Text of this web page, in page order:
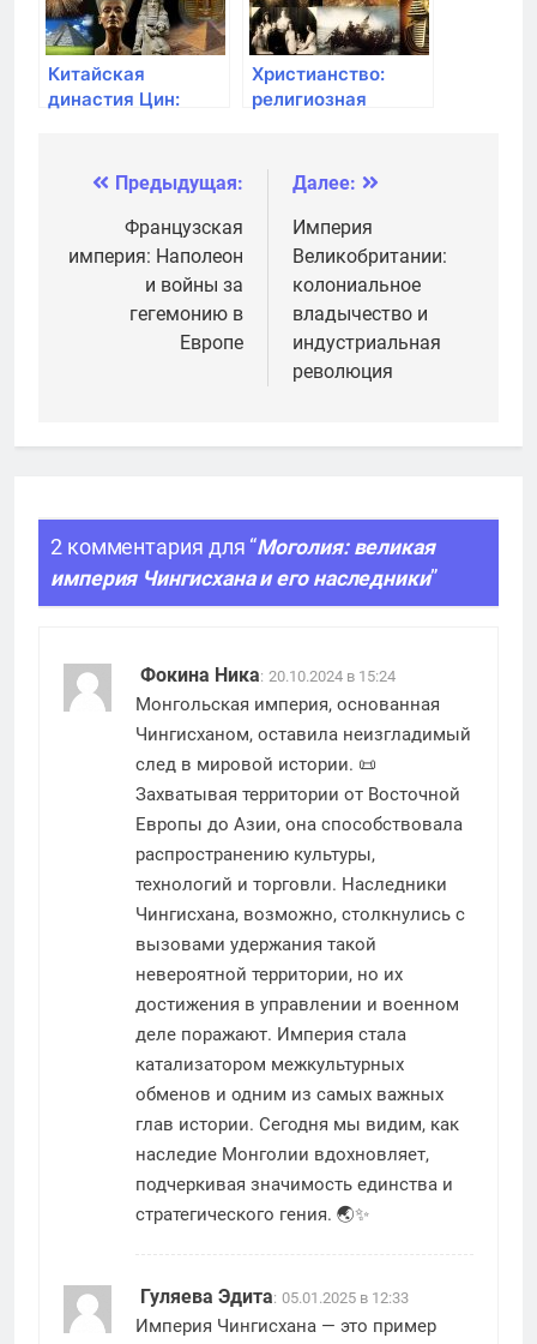
Китайская
династия Цин:
Христианство:
религиозная
Навигация
записям
Предыдущая:
Французская
империя: Наполеон
и войны за
гегемонию в
Европе
Далее:
Империя
Великобритании:
колониальное
владычество и
индустриальная
революция
2 комментария для “Моголия: великая
империя Чингисхана и его наследники”
Фокина Ника: 20.10.2024 в 15:24
Монгольская империя, основанная
Чингисханом, оставила неизгладимый
след в мировой истории. 📜
Захватывая территории от Восточной
Европы до Азии, она способствовала
распространению культуры,
технологий и торговли. Наследники
Чингисхана, возможно, столкнулись с
вызовами удержания такой
невероятной территории, но их
достижения в управлении и военном
деле поражают. Империя стала
катализатором межкультурных
обменов и одним из самых важных
глав истории. Сегодня мы видим, как
наследие Монголии вдохновляет,
подчеркивая значимость единства и
стратегического гения. 🌏✨
Гуляева Эдита: 05.01.2025 в 12:33
Империя Чингисхана — это пример